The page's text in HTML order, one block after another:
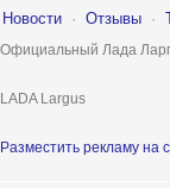
Новости · Отзывы ·
Официальный Лада
LADA Largus
Разместить рекламу на